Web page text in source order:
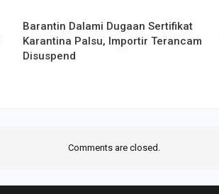
Barantin Dalami Dugaan Sertifikat
Karantina Palsu, Importir Terancam
Disuspend
Comments are closed.